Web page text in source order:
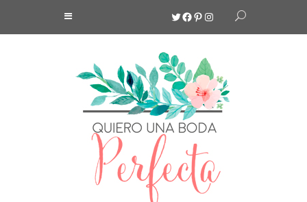
Twitter
Facebook
Pinterest
Instagram